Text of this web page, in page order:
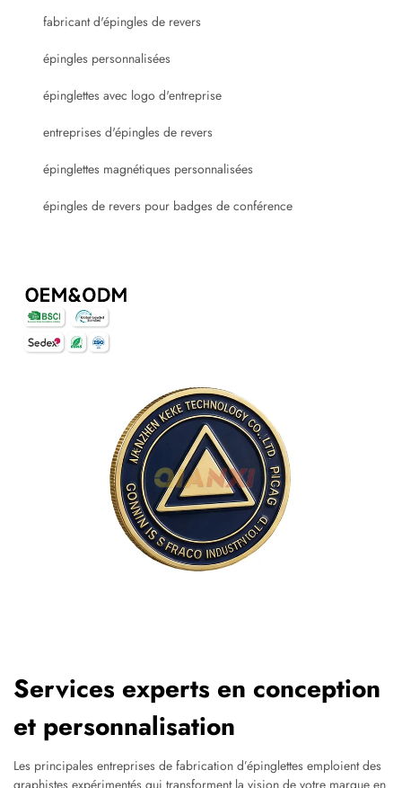
fabricant d'épingles de revers
épingles personnalisées
épinglettes avec logo d'entreprise
entreprises d'épingles de revers
épinglettes magnétiques personnalisées
épingles de revers pour badges de conférence
Services experts en conception
et personnalisation
Les principales entreprises de fabrication d’épinglettes emploient des
graphistes expérimentés qui transforment la vision de votre marque en